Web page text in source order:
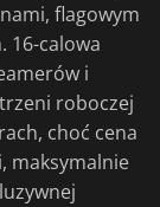
flagowym
16-calowa
i
roboczej
choć cena
maksymalnie